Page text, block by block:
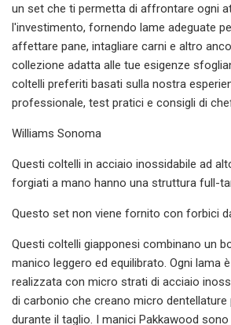
un set che ti permetta di affrontare ogni
l'investimento, fornendo lame adeguate
affettare pane, intagliare carni e altro
collezione adatta alle tue esigenze
coltelli preferiti basati sulla nostra
professionale, test pratici e consigli di
Williams Sonoma
Questi coltelli in acciaio inossidabile ad
forgiati a mano hanno una struttura full-
Questo set non viene fornito con forbici
Questi coltelli giapponesi combinano un
manico leggero ed equilibrato. Ogni lama
realizzata con micro strati di acciaio
di carbonio che creano micro
durante il taglio. I manici Pakkawood